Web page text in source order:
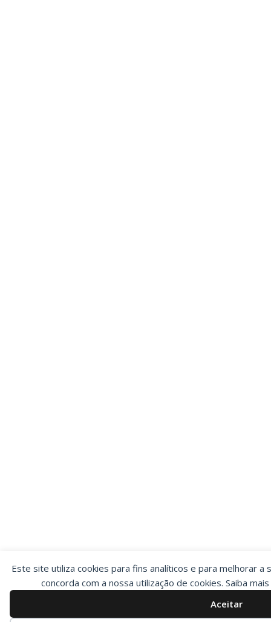
Este site utiliza cookies para fins analíticos e para melhorar a
concorda com a nossa utilização de cookies. Saiba
Aceitar